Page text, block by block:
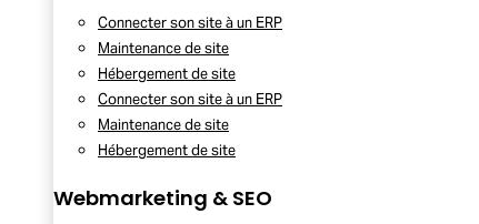
Connecter son site à un ERP
Maintenance de site
Hébergement de site
Connecter son site à un ERP
Maintenance de site
Hébergement de site
Webmarketing & SEO